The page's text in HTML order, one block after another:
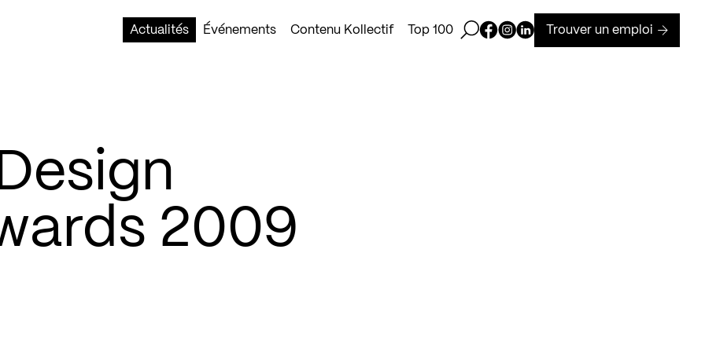
Actualités
Événements Contenu Kollectif Top 100 Ouvrir la barre de recherche
Page Facebook de Kollectif
Page Instagram de Kollectif
Page Linkedin de Kollectif
Trouver un emploi
2009